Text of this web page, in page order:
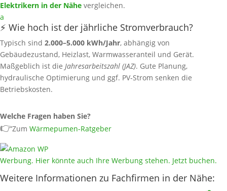
Elektrikern in der Nähe vergleichen.
a
⚡ Wie hoch ist der jährliche Stromverbrauch?
Typisch sind 2.000–5.000 kWh/Jahr, abhängig von
Gebäudezustand, Heizlast, Warmwasseranteil und Gerät.
Maßgeblich ist die Jahresarbeitszahl (JAZ). Gute Planung,
hydraulische Optimierung und ggf. PV‑Strom senken die
Betriebskosten.
Welche Fragen haben Sie?
👉Zum Wärmepumen-Ratgeber
Werbung. Hier könnte auch Ihre Werbung stehen. Jetzt buchen.
Weitere Informationen zu Fachfirmen in der Nähe: